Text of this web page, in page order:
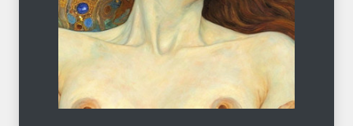
А ещё борода
ЛЕТО 07.08.2026